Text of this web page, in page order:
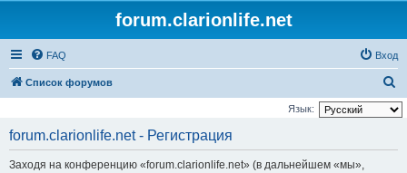
forum.clarionlife.net
FAQ Вход
Список форумов
о
Язык:
forum.clarionlife.net - Регистрация
Заходя на конференцию «forum.clarionlife.net» (в дальнейшем «мы»,